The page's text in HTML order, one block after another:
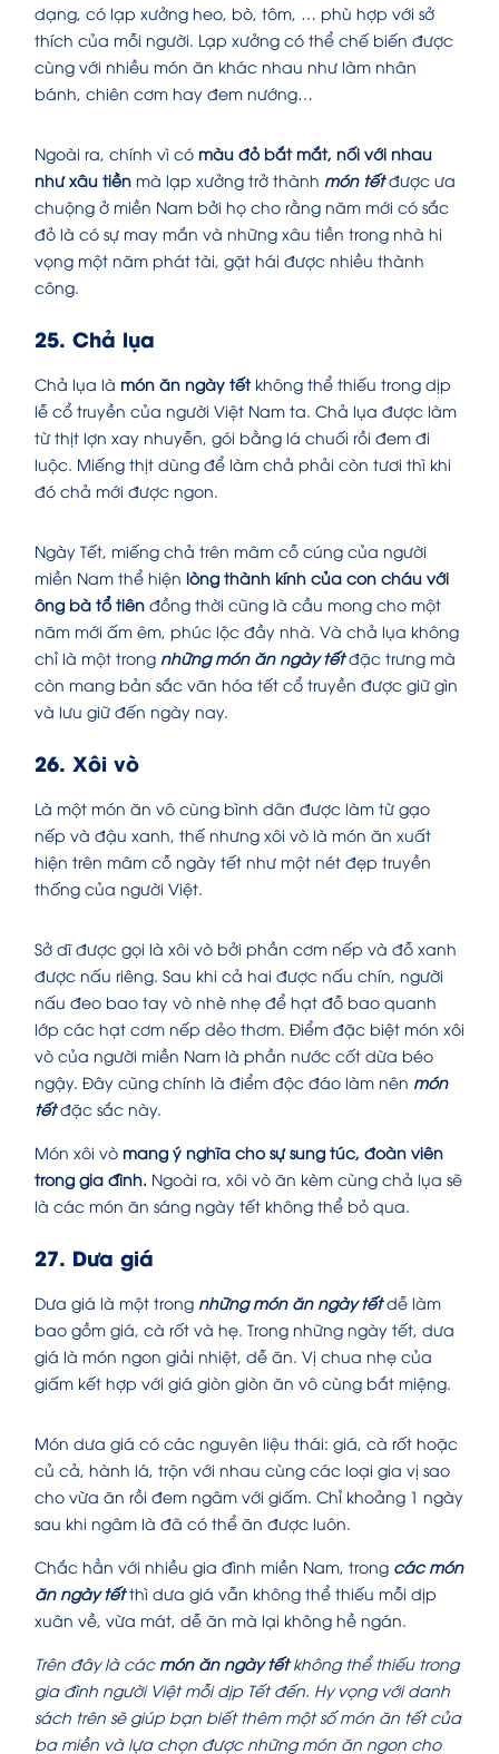
dạng, có lạp xưởng heo, bò, tôm, … phù hợp với sở
thích của mỗi người. Lạp xưởng có thể chế biến được
cùng với nhiều món ăn khác nhau như làm nhân
bánh, chiên cơm hay đem nướng…
Ngoài ra, chính vì có màu đỏ bắt mắt, nối với nhau
như xâu tiền mà lạp xưởng trở thành món tếtđược ưa
chuộng ở miền Nam bởi họ cho rằng năm mới có sắc
đỏ là có sự may mắn và những xâu tiền trong nhà hi
vọng một năm phát tài, gặt hái được nhiều thành
công.
25. Chả lụa
Chả lụa là món ăn ngày tếtkhông thể thiếu trong dịp
lễ cổ truyền của người Việt Nam ta. Chả lụa được làm
từ thịt lợn xay nhuyễn, gói bằng lá chuối rồi đem đi
luộc. Miếng thịt dùng để làm chả phải còn tươi thì khi
đó chả mới được ngon.
Ngày Tết, miếng chả trên mâm cỗ cúng của người
miền Nam thể hiện lòng thành kính của con cháu với
ông bà tổ tiên đồng thời cũng là cầu mong cho một
năm mới ấm êm, phúc lộc đầy nhà. Và chả lụa không
chỉ là một trong những món ăn ngày tếtđặc trưng mà
còn mang bản sắc văn hóa tết cổ truyền được giữ gìn
và lưu giữ đến ngày nay.
26. Xôi vò
Là một món ăn vô cùng bình dân được làm từ gạo
nếp và đậu xanh, thế nhưng xôi vò là món ăn xuất
hiện trên mâm cỗ ngày tết như một nét đẹp truyền
thống của người Việt.
Sở dĩ được gọi là xôi vò bởi phần cơm nếp và đỗ xanh
được nấu riêng. Sau khi cả hai được nấu chín, người
nấu đeo bao tay vò nhè nhẹ để hạt đỗ bao quanh
lớp các hạt cơm nếp dẻo thơm. Điểm đặc biệt món xôi
vò của người miền Nam là phần nước cốt dừa béo
ngậy. Đây cũng chính là điểm độc đáo làm nên món
tếtđặc sắc này.
Món xôi vò mang ý nghĩa cho sự sung túc, đoàn viên
trong gia đình. Ngoài ra, xôi vò ăn kèm cùng chả lụa sẽ
là các món ăn sáng ngày tết không thể bỏ qua.
27. Dưa giá
Dưa giá là một trong những món ăn ngày tếtdễ làm
bao gồm giá, cà rốt và hẹ. Trong những ngày tết, dưa
giá là món ngon giải nhiệt, dễ ăn. Vị chua nhẹ của
giấm kết hợp với giá giòn giòn ăn vô cùng bắt miệng.
Món dưa giá có các nguyên liệu thái: giá, cà rốt hoặc
củ cả, hành lá, trộn với nhau cùng các loại gia vị sao
cho vừa ăn rồi đem ngâm với giấm. Chỉ khoảng 1 ngày
sau khi ngâm là đã có thể ăn được luôn.
Chắc hẳn với nhiều gia đình miền Nam, trong các món
ăn ngày tết thì dưa giá vẫn không thể thiếu mỗi dịp
xuân về, vừa mát, dễ ăn mà lại không hề ngán.
Trên đây là các món ăn ngày tếtkhông thể thiếu trong
gia đình người Việt mỗi dịp Tết đến. Hy vọng với danh
sách trên sẽ giúp bạn biết thêm một số món ăn tếtcủa
ba miền và lựa chọn được những món ăn ngon cho